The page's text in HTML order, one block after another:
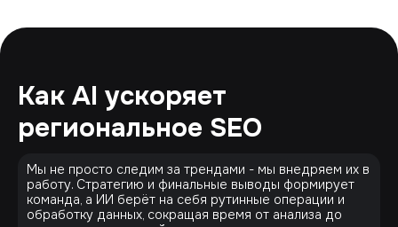
Как AI ускоряет
региональное SEO
Мы не просто следим за трендами - мы внедряем их в
работу. Стратегию и финальные выводы формирует
команда, а ИИ берёт на себя рутинные операции и
обработку данных, сокращая время от анализа до